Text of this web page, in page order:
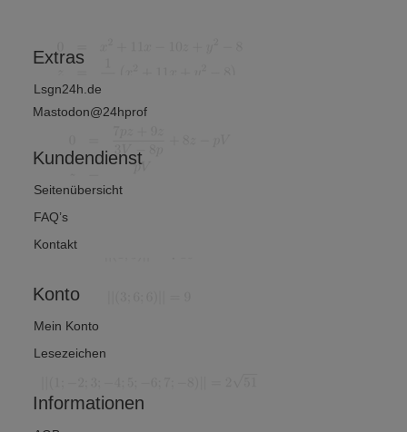
Extras
Lsgn24h.de
Mastodon@24hprof
Kundendienst
Seitenübersicht
FAQ’s
Kontakt
Konto
Mein Konto
Lesezeichen
Informationen